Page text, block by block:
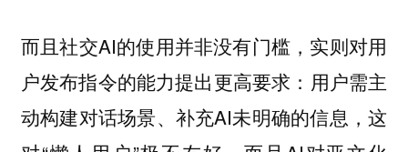
而且社交AI的使用并非没有门槛，实则对用
户发布指令的能力提出更高要求：用户需主
动构建对话场景、补充AI未明确的信息，这